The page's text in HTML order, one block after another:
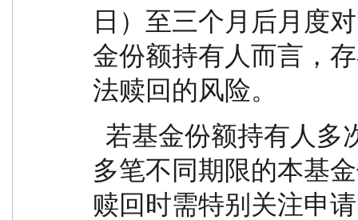
日）至三个月后月度
金份额持有人而言，
法赎回的风险。
多笔不同期限的本基
赎回时需特别关注申